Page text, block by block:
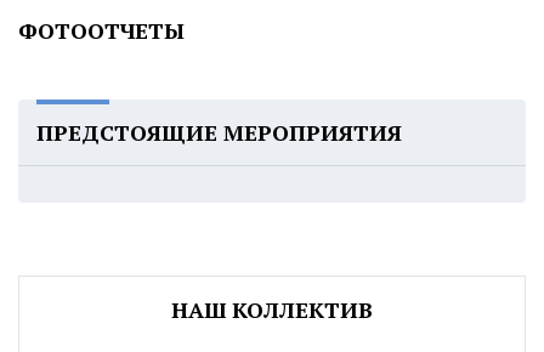
ФОТООТЧЕТЫ
ПРЕДСТОЯЩИЕ МЕРОПРИЯТИЯ
НАШ КОЛЛЕКТИВ